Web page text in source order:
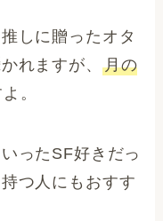
しに贈ったオタ
れますが、 月の
。
ったSF好きだっ
つ人にもおすす